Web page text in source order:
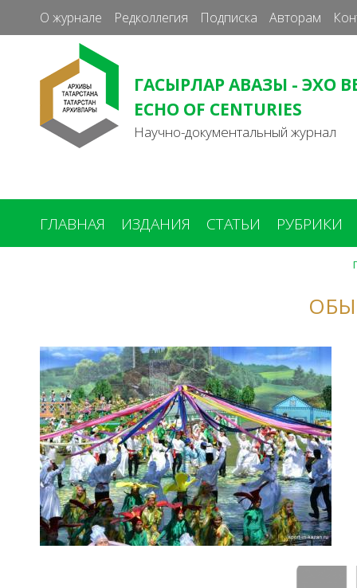
О журнале Редколлегия Подписка Авторам
ГАСЫРЛАР АВАЗЫ - ЭХО
ECHO OF CENTURIES
Научно-документальный журнал
ГЛАВНАЯ ИЗДАНИЯ СТАТЬИ РУБРИКИ